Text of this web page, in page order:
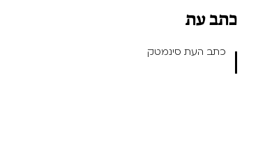
כתב עת
כתב העת סינמטק